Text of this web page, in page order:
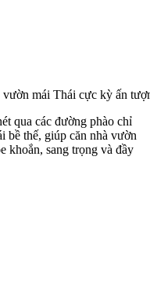
mái Thái cực kỳ ấn
qua các đường phào chỉ
bề thế, giúp căn nhà vườn
khoắn, sang trọng và đầy